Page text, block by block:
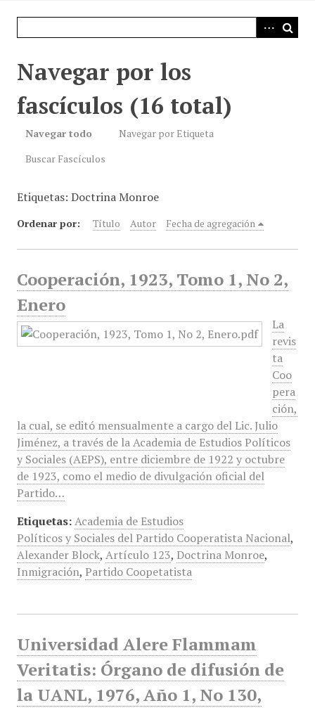
Navegar por los
fascículos (16 total)
Navegar todo
Navegar por Etiqueta
Buscar Fascículos
Etiquetas: Doctrina Monroe
Ordenar por: Título Autor Fecha de agregación
Cooperación, 1923, Tomo 1, No 2,
Enero
La
revis
ta
Coo
pera
ción,
la cual, se editó mensualmente a cargo del Lic. Julio
Jiménez, a través de la Academia de Estudios Políticos
y Sociales (AEPS), entre diciembre de 1922 y octubre
de 1923, como el medio de divulgación oficial del
Partido…
Etiquetas: Academia de Estudios
Políticos y Sociales del Partido Cooperatista Nacional,
Alexander Block, Artículo 123, Doctrina Monroe,
Inmigración, Partido Coopetatista
Universidad Alere Flammam
Veritatis: Órgano de difusión de
la UANL, 1976, Año 1, No 130,